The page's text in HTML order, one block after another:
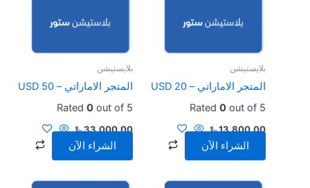
بلايستيشن
المتجر الاماراتي – USD 20
Rated0 out of 5
13,800.00﷼
الشراء الآن
بلايستيشن
المتجر الاماراتي – USD 50
Rated0 out of 5
33,000.00﷼
الشراء الآن